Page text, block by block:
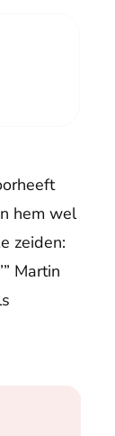
hem wel
zeiden:
Martin